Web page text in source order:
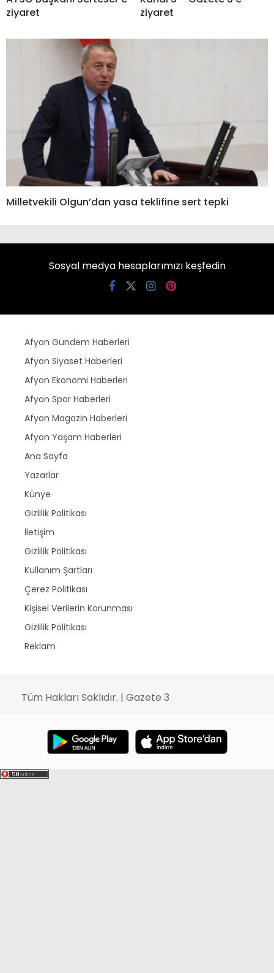
ziyaret
ziyaret
Milletvekili Olgun’dan yasa teklifine sert tepki
Sosyal medya hesaplarımızı keşfedin
Afyon Gündem Haberleri
Afyon Siyaset Haberleri
Afyon Ekonomi Haberleri
Afyon Spor Haberleri
Afyon Magazin Haberleri
Afyon Yaşam Haberleri
Ana Sayfa
Yazarlar
Künye
Gizlilik Politikası
İletişim
Gizlilik Politikası
Kullanım Şartları
Çerez Politikası
Kişisel Verilerin Korunması
Gizlilik Politikası
Reklam
Tüm Hakları Saklıdır. | Gazete 3